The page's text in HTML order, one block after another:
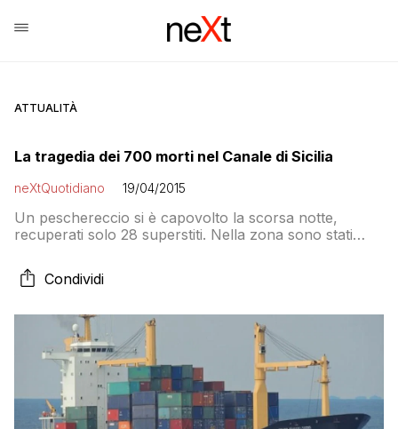
ATTUALITÀ
La tragedia dei 700 morti nel Canale di Sicilia
neXtQuotidiano 19/04/2015
Un peschereccio si è capovolto la scorsa notte,
recuperati solo 28 superstiti. Nella zona sono stati
nelle ricerche di eventuali altri superstiti.
Condividi